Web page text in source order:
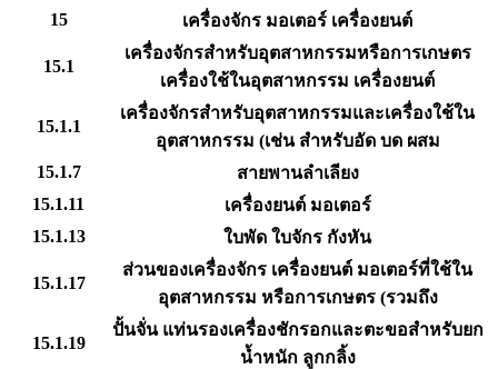
15
เครื่องจักร มอเตอร์ เครื่องยนต์
15.1
เครื่องจักรสำหรับอุตสาหกรรมหรือการเกษตร
เครื่องใช้ในอุตสาหกรรม เครื่องยนต์
15.1.1
เครื่องจักรสำหรับอุตสาหกรรมและเครื่องใช้ใน
อุตสาหกรรม (เช่น สำหรับอัด บด ผสม
15.1.7
สายพานลำเลียง
15.1.11
เครื่องยนต์ มอเตอร์
15.1.13
ใบพัด ใบจักร กังหัน
15.1.17
ส่วนของเครื่องจักร เครื่องยนต์ มอเตอร์ที่ใช้ใน
อุตสาหกรรม หรือการเกษตร (รวมถึง
15.1.19
ปั้นจั่น แท่นรองเครื่องชักรอกและตะขอสำหรับยก
น้ำหนัก ลูกกลิ้ง